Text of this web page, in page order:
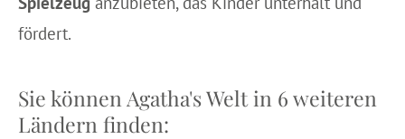
fördert.
Sie können Agatha's Welt in 6 weiteren
Ländern finden: